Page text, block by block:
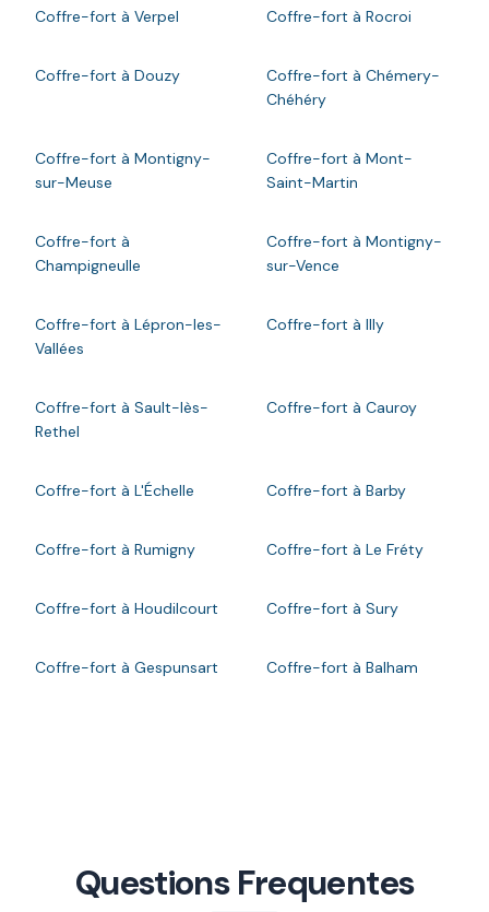
Coffre-fort à Verpel Coffre-fort à Rocroi
Coffre-fort à Douzy
Coffre-fort à Chémery-
Chéhéry
Coffre-fort à Montigny-
sur-Meuse
Coffre-fort à Mont-
Saint-Martin
Coffre-fort à
Champigneulle
Coffre-fort à Montigny-
sur-Vence
Coffre-fort à Lépron-les-
Vallées
Coffre-fort à Illy
Coffre-fort à Sault-lès-
Rethel
Coffre-fort à Cauroy
Coffre-fort à L'Échelle Coffre-fort à Barby
Coffre-fort à Rumigny Coffre-fort à Le Fréty
Coffre-fort à Houdilcourt Coffre-fort à Sury
Coffre-fort à Gespunsart Coffre-fort à Balham
Questions Frequentes